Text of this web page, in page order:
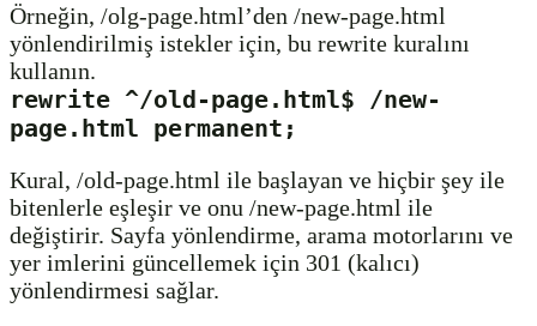
Örneğin, /olg-page.html’den /new-page.html
yönlendirilmiş istekler için, bu rewrite kuralını
kullanın.
rewrite ^/old-page.html$ /new-
page.html permanent;
Kural, /old-page.html ile başlayan ve hiçbir şey ile
bitenlerle eşleşir ve onu /new-page.html ile
değiştirir. Sayfa yönlendirme, arama motorlarını ve
yer imlerini güncellemek için 301 (kalıcı)
yönlendirmesi sağlar.